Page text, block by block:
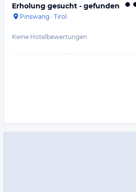
Erholung gesucht - gefunden
Pinswang · Tirol
Keine Hotelbewertungen